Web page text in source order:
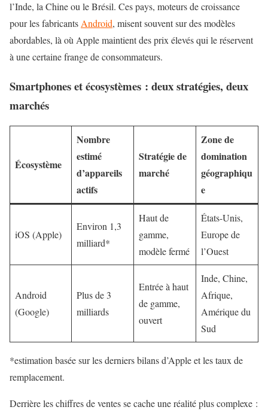
l’Inde, la Chine ou le Brésil. Ces pays, moteurs de croissance
pour les fabricants Android, misent souvent sur des modèles
abordables, là où Apple maintient des prix élevés qui le réservent
à une certaine frange de consommateurs.
Smartphones et écosystèmes : deux stratégies, deux
marchés
Écosystème
Nombre
estimé
d’appareils
actifs
Stratégie de
marché
Zone de
domination
géographiqu
e
iOS (Apple)
Environ 1,3
milliard*
Haut de
gamme,
modèle fermé
États-Unis,
Europe de
l’Ouest
Android
(Google)
Plus de 3
milliards
Entrée à haut
de gamme,
ouvert
Inde, Chine,
Afrique,
Amérique du
Sud
*estimation basée sur les derniers bilans d’Apple et les taux de
remplacement.
Derrière les chiffres de ventes se cache une réalité plus complexe :